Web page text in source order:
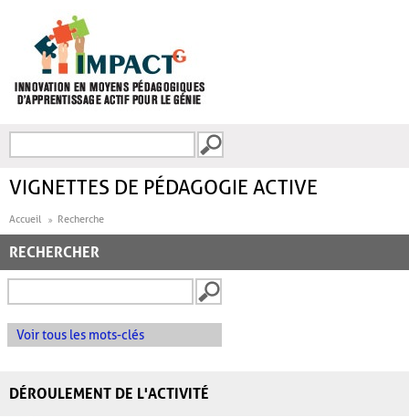
FORMULAIRE DE
VIGNETTES DE PÉDAGOGIE ACTIVE
Accueil Recherche
RECHERCHER
Voir tous les mots-clés
DÉROULEMENT DE L'ACTIVITÉ